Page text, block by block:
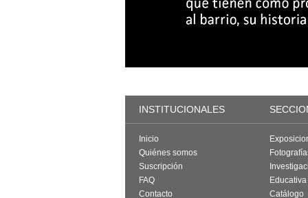
INSTITUCIONALES
Inicio
Quiénes somos
Suscripción
FAQ
Contacto
Educativa
Catálogo